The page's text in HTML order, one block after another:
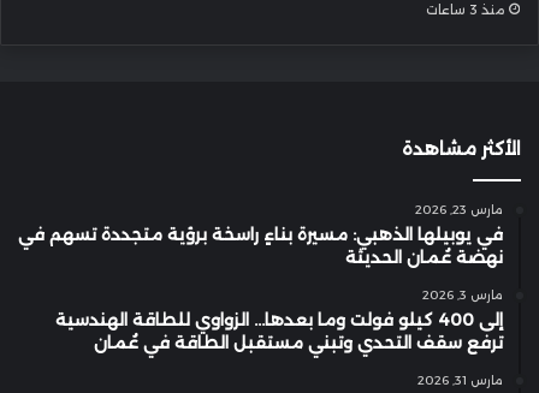
منذ 3 ساعات
الأكثر مشاهدة
مارس 23, 2026
في يوبيلها الذهبي: مسيرة بناءٍ راسخة برؤية متجددة تسهم في
نهضة عُمان الحديثة
مارس 3, 2026
إلى 400 كيلو فولت وما بعدها… الزواوي للطاقة الهندسية
ترفع سقف التحدي وتبني مستقبل الطاقة في عُمان
مارس 31, 2026